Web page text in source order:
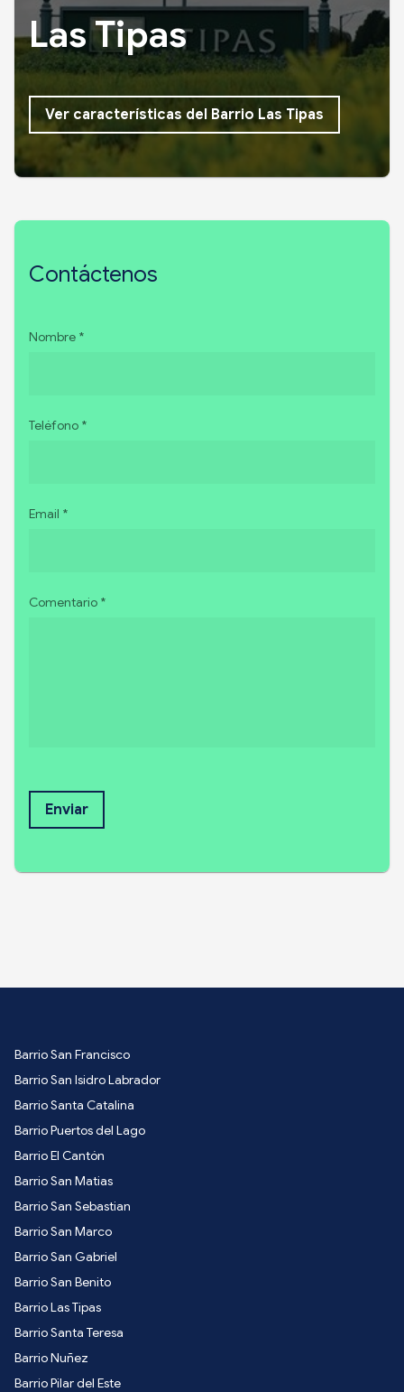
Las Tipas
Ver características del Barrio Las Tipas
Contáctenos
Nombre *
Teléfono *
Email *
Comentario *
Enviar
Barrio San Francisco
Barrio San Isidro Labrador
Barrio Santa Catalina
Barrio Puertos del Lago
Barrio El Cantón
Barrio San Matias
Barrio San Sebastian
Barrio San Marco
Barrio San Gabriel
Barrio San Benito
Barrio Las Tipas
Barrio Santa Teresa
Barrio Nuñez
Barrio Pilar del Este